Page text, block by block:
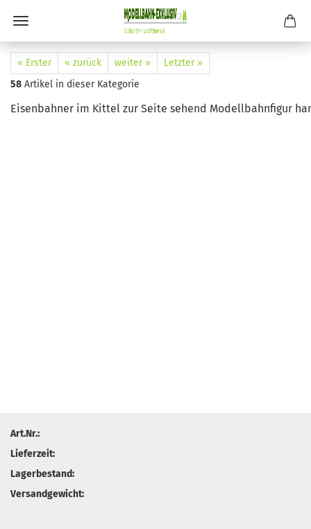
« Erster « zurück weiter »
Letzter »
58 Artikel in dieser Kategorie
Eisenbahner im Kittel zur Seite sehend Modellbahnfigur
Art.Nr.:
Lieferzeit:
Lagerbestand:
Versandgewicht: